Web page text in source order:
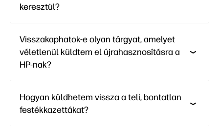
keresztül?
Visszakaphatok-e olyan tárgyat, amelyet
véletlenül küldtem el újrahasznosításra a
HP-nak?
Hogyan küldhetem vissza a teli, bontatlan
festékkazettákat?